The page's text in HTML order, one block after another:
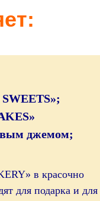
джемом;
в красочно
для подарка и для